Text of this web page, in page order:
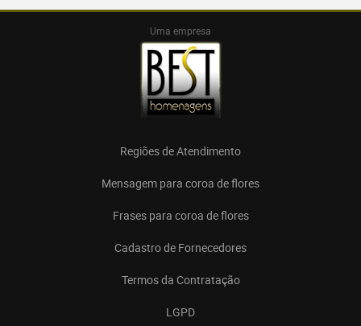
Uma empresa
Regiões de Atendimento
Mensagem para coroa de flores
Frases para coroa de flores
Cadastro de Fornecedores
Termos da Contratação
LGPD